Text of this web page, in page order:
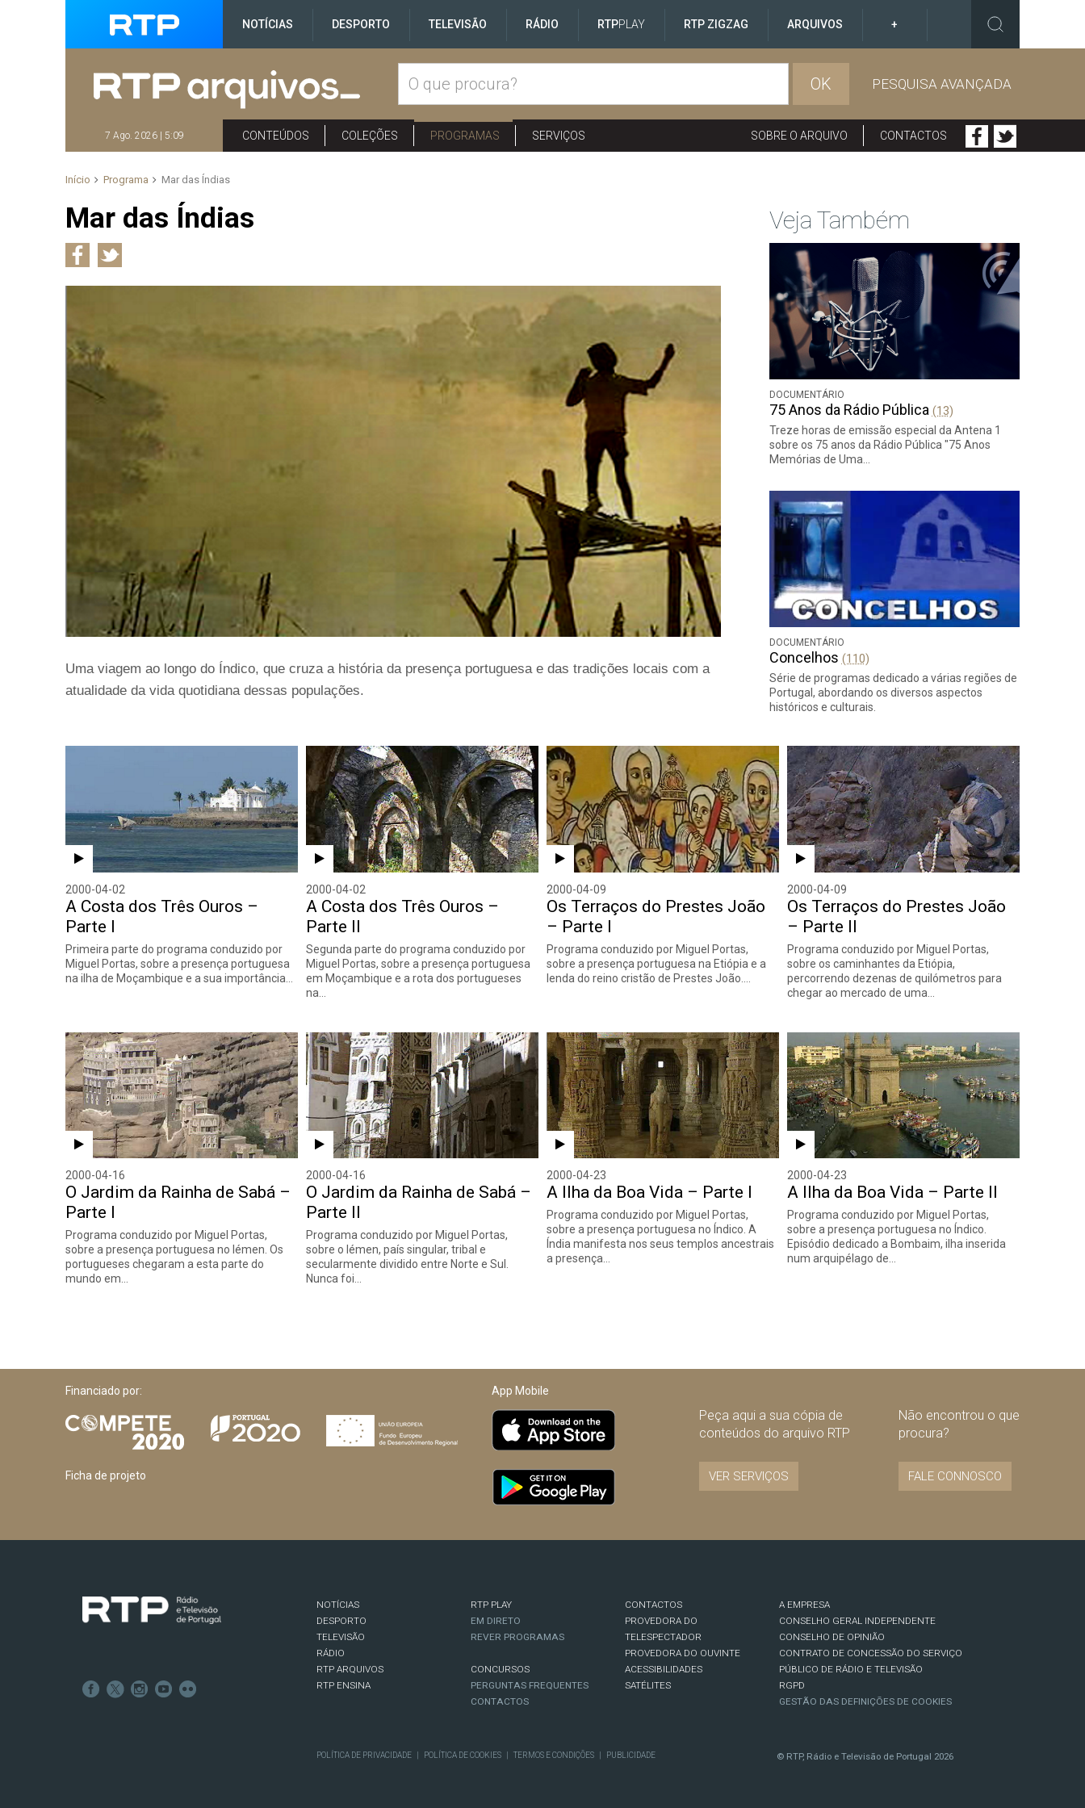
NOTÍCIAS DESPORTO TELEVISÃO RÁDIO RTPPLAY RTP ZIGZAG ARQUIVOS +
OK PESQUISA AVANÇADA
7 Ago. 2026 | 5:09 CONTEÚDOS COLEÇÕES PROGRAMAS SERVIÇOS SOBRE O ARQUIVO CONTACTOS
Início Programa Mar das Índias
Mar das Índias
Uma viagem ao longo do Índico, que cruza a história da presença portuguesa e das tradições locais com a
atualidade da vida quotidiana dessas populações.
2000-04-02
A Costa dos Três Ouros –
Parte I
Primeira parte do programa conduzido por
Miguel Portas, sobre a presença portuguesa
na ilha de Moçambique e a sua importância…
2000-04-02
A Costa dos Três Ouros –
Parte II
Segunda parte do programa conduzido por
Miguel Portas, sobre a presença portuguesa
em Moçambique e a rota dos portugueses
na…
2000-04-09
Os Terraços do Prestes João
– Parte I
Programa conduzido por Miguel Portas,
sobre a presença portuguesa na Etiópia e a
lenda do reino cristão de Prestes João.…
2000-04-09
Os Terraços do Prestes João
– Parte II
Programa conduzido por Miguel Portas,
sobre os caminhantes da Etiópia,
percorrendo dezenas de quilómetros para
chegar ao mercado de uma…
2000-04-16
O Jardim da Rainha de Sabá –
Parte I
Programa conduzido por Miguel Portas,
sobre a presença portuguesa no Iémen. Os
portugueses chegaram a esta parte do
mundo em…
2000-04-16
O Jardim da Rainha de Sabá –
Parte II
Programa conduzido por Miguel Portas,
sobre o Iémen, país singular, tribal e
secularmente dividido entre Norte e Sul.
Nunca foi…
2000-04-23
A Ilha da Boa Vida – Parte I
Programa conduzido por Miguel Portas,
sobre a presença portuguesa no Índico. A
Índia manifesta nos seus templos ancestrais
a presença…
2000-04-23
A Ilha da Boa Vida – Parte II
Programa conduzido por Miguel Portas,
sobre a presença portuguesa no Índico.
Episódio dedicado a Bombaim, ilha inserida
num arquipélago de…
Veja Também
DOCUMENTÁRIO
75 Anos da Rádio Pública (13)
Treze horas de emissão especial da Antena 1
sobre os 75 anos da Rádio Pública "75 Anos
Memórias de Uma…
DOCUMENTÁRIO
Concelhos (110)
Série de programas dedicado a várias regiões de
Portugal, abordando os diversos aspectos
históricos e culturais.
Financiado por:
Ficha de projeto
App Mobile
Peça aqui a sua cópia de
conteúdos do arquivo RTP
VER SERVIÇOS
Não encontrou o que
procura?
FALE CONNOSCO
NOTÍCIAS
DESPORTO
TELEVISÃO
RÁDIO
RTP ARQUIVOS
RTP ENSINA
RTP PLAY
EM DIRETO
REVER PROGRAMAS
CONCURSOS
PERGUNTAS FREQUENTES
CONTACTOS
CONTACTOS
PROVEDORA DO
TELESPECTADOR
PROVEDORA DO OUVINTE
ACESSIBILIDADES
SATÉLITES
A EMPRESA
CONSELHO GERAL INDEPENDENTE
CONSELHO DE OPINIÃO
CONTRATO DE CONCESSÃO DO SERVIÇO
PÚBLICO DE RÁDIO E TELEVISÃO
RGPD
GESTÃO DAS DEFINIÇÕES DE COOKIES
POLÍTICA DE PRIVACIDADE POLÍTICA DE COOKIES TERMOS E CONDIÇÕES PUBLICIDADE © RTP, Rádio e Televisão de Portugal 2026